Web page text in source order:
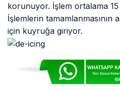
korunuyor. İşlem ortalama
İşlemlerin tamamlanmasının
için kuyruğa giriyor.